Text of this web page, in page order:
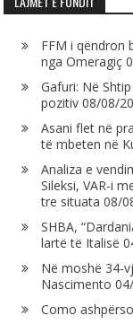
FFM i qëndron
nga Omeragiç
Gafuri: Në
pozitiv 08/08/
Asani flet në
të mbeten në
Analiza e
Sileksi, VAR-i
tre situata 08/
SHBA,
lartë të Italisë
Në moshë 34-
Nascimento
Como